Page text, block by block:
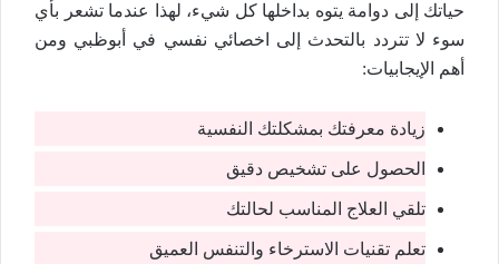
حياتك إلى دوامة يتوه بداخلها كل شيء، لهذا عندما تشعر بأي
سوء لا تتردد بالتحدث إلى اخصائي نفسي في أبوظبي ومن
أهم الإيجابيات:
زيادة معرفتك بمشكلتك النفسية
الحصول على تشخيص دقيق
تلقي العلاج المناسب لحالتك
تعلم تقنيات الاسترخاء والتنفس العميق